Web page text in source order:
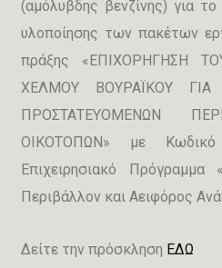
(αμόλυβδης βενζίνης) για
υλοποίησης των πακέτων
πράξης «ΕΠΙΧΟΡΗΓΗΣΗ
ΧΕΛΜΟΥ ΒΟΥΡΑΪΚΟΥ ΓΙΑ
ΠΡΟΣΤΑΤΕΥΟΜΕΝΩΝ
ΟΙΚΟΤΟΠΩΝ» με
Επιχειρησιακό
Περιβάλλον και Αειφόρος
Δείτε την πρόσκληση ΕΔΩ